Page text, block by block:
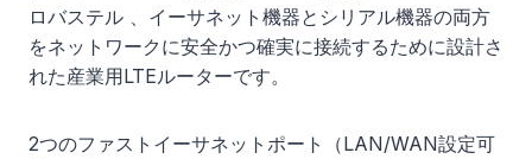
ロバステル 、イーサネット機器とシリアル機器の両方
をネットワークに安全かつ確実に接続するために設計さ
れた産業用LTEルーターです。
2つのファストイーサネットポート（LAN/WAN設定可